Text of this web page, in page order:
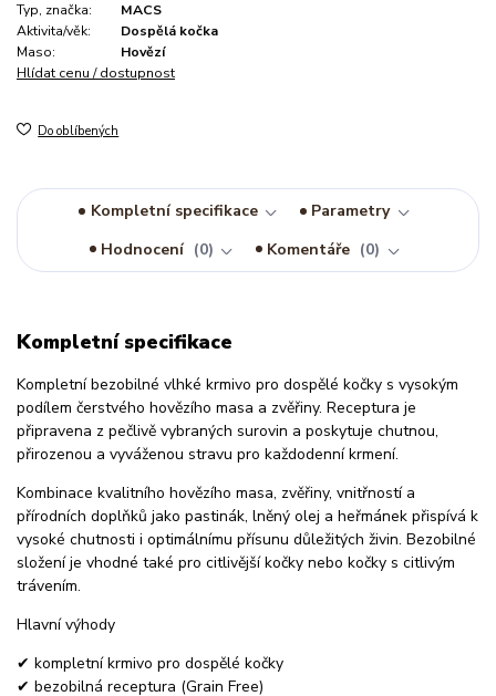
Typ, značka:
MACS
Aktivita/věk:
Dospělá kočka
Maso:
Hovězí
Hlídat cenu / dostupnost
Do oblíbených
Kompletní specifikace
Parametry
Hodnocení
0 Komentáře 0
Kompletní specifikace
Kompletní bezobilné vlhké krmivo pro dospělé kočky s vysokým
podílem čerstvého hovězího masa a zvěřiny. Receptura je
připravena z pečlivě vybraných surovin a poskytuje chutnou,
přirozenou a vyváženou stravu pro každodenní krmení.
Kombinace kvalitního hovězího masa, zvěřiny, vnitřností a
přírodních doplňků jako pastinák, lněný olej a heřmánek přispívá k
vysoké chutnosti i optimálnímu přísunu důležitých živin. Bezobilné
složení je vhodné také pro citlivější kočky nebo kočky s citlivým
trávením.
Hlavní výhody
✔ kompletní krmivo pro dospělé kočky
✔ bezobilná receptura (Grain Free)